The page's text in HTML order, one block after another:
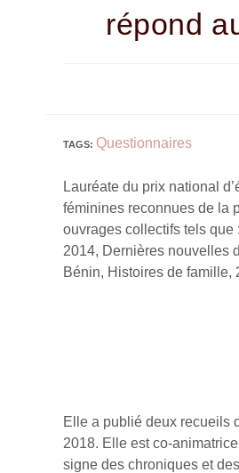
répond
TAGS: Questionnaires
Lauréate du prix national
féminines reconnues de la
ouvrages collectifs tels que
2014, Dernières nouvelles
Bénin, Histoires de famille,
Elle a publié deux recueils
2018. Elle est co-
signe des chroniques et